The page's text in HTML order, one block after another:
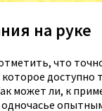
на руке
что
которое доступно
может ли, к
одночасье